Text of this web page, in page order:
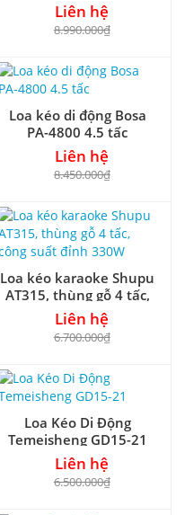
Liên hệ
8.990.000₫
Loa kéo di động Bosa
PA-4800 4.5 tấc
Liên hệ
8.450.000₫
Loa kéo karaoke Shupu
AT315, thùng gỗ 4 tấc,
công suất đỉnh 330W
Liên hệ
6.700.000₫
Loa Kéo Di Động
Temeisheng GD15-21
Liên hệ
6.500.000₫